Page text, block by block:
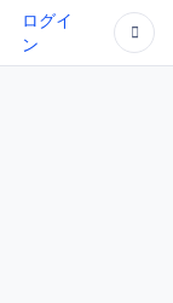
ログイ
ン